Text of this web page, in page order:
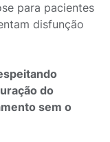
para pacientes
disfunção
do
sem o